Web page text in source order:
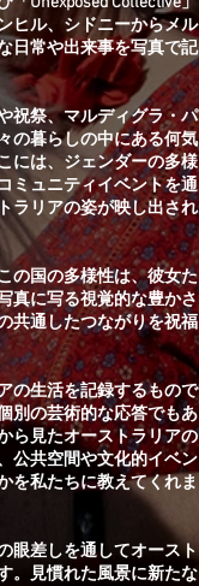
ヒル、シドニーからメル
日常や出来事を写真で記
祝祭、マルディグラ・パ
の暮らしの中にある何気
には、ジェンダーの多様
ミュニティイベントを通
ラリアの姿が映し出され
の国の多様性は、彼女た
真に写る視覚的な豊かさ
共通したつながりを祝福
の生活を記録するもので
別の芸術的な応答でもあ
ら見たオーストラリアの
公共空間や文化的イベン
を私たちに教えてくれま
眼差しを通してオースト
。見慣れた風景に新たな